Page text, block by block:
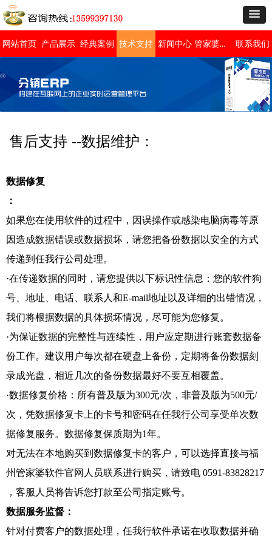
网站首页 产品展示 经典案例 技术支持 新闻中心 管家婆免费版 联系我们
售后支持 --数据维护：
数据修复
：
如果您在使用软件的过程中，因误操作或感染电脑病毒等原
因造成数据错误或数据损坏，请您把备份数据以安全的方式
传递到任我行公司处理。
·在传递数据的同时，请您提供以下标识性信息：您的软件狗
号、地址、电话、联系人和E-mail地址以及详细的出错情况，
我们将根据数据的具体损坏情况，尽可能为您修复。
·为保证数据的完整性与连续性，用户应定期进行账套数据备
份工作。建议用户每次都在硬盘上备份，定期将备份数据刻
录成光盘，相近几次的备份数据最好不要互相覆盖。
·数据修复价格：所有普及版为300元/次，非普及版为500元/
次，凭数据修复卡上的卡号和密码在任我行公司享受单次数
据修复服务。数据修复保质期为1年。
对无法在本地购买到数据修复卡的客户，可以选择直接与福
州管家婆软件官网人员联系进行购买，请致电 0591-83828217
，客服人员将告诉您打款至公司指定账号。
数据服务监督：
针对付费客户的数据处理，任我行软件承诺在收取数据并确